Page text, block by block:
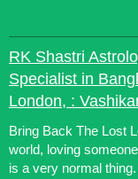
RK Shastri
Specialist in
London, :
Bring Back The Lost
world, loving
is a very normal